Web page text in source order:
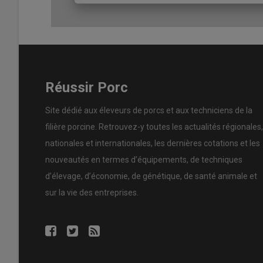
Réussir Porc
Site dédié aux éleveurs de porcs et aux techniciens de la
filière porcine. Retrouvez-y toutes les actualités régionales,
nationales et internationales, les dernières cotations et les
nouveautés en termes d’équipements, de techniques
d’élevage, d’économie, de génétique, de santé animale et
sur la vie des entreprises.